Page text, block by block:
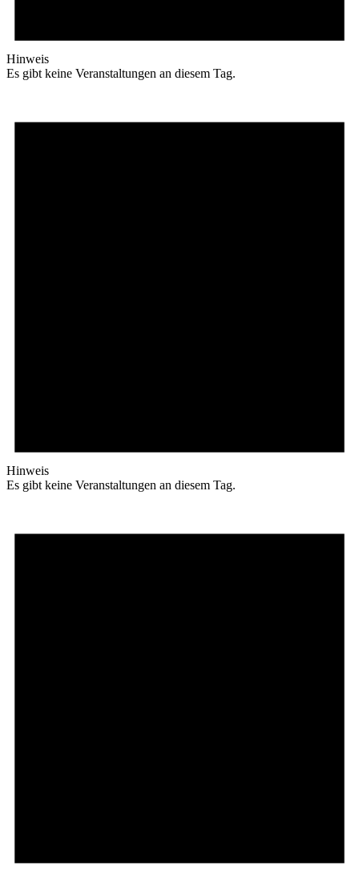
Hinweis
Es gibt keine Veranstaltungen an diesem Tag.
Hinweis
Es gibt keine Veranstaltungen an diesem Tag.